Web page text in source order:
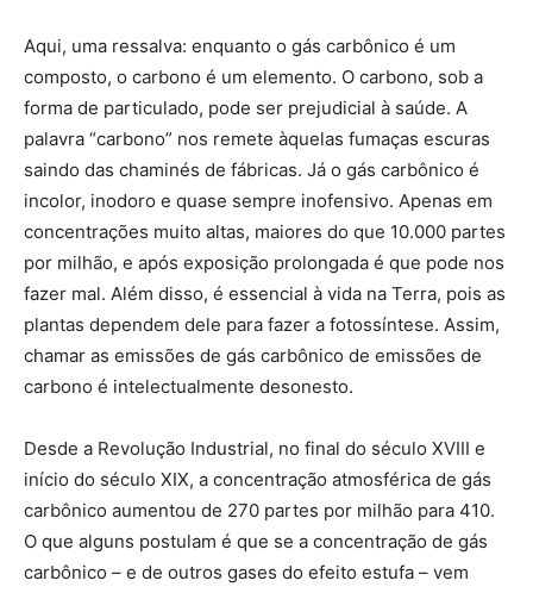
Aqui, uma ressalva: enquanto o gás carbônico é um
composto, o carbono é um elemento. O carbono, sob a
forma de particulado, pode ser prejudicial à saúde. A
palavra “carbono” nos remete àquelas fumaças escuras
saindo das chaminés de fábricas. Já o gás carbônico é
incolor, inodoro e quase sempre inofensivo. Apenas em
concentrações muito altas, maiores do que 10.000 partes
por milhão, e após exposição prolongada é que pode nos
fazer mal. Além disso, é essencial à vida na Terra, pois as
plantas dependem dele para fazer a fotossíntese. Assim,
chamar as emissões de gás carbônico de emissões de
carbono é intelectualmente desonesto.
Desde a Revolução Industrial, no final do século XVIII e
início do século XIX, a concentração atmosférica de gás
carbônico aumentou de 270 partes por milhão para 410.
O que alguns postulam é que se a concentração de gás
carbônico – e de outros gases do efeito estufa – vem